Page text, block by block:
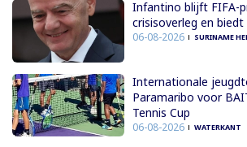
Infantino blijft FIFA-
crisisoverleg en biedt
06-08-2026 SURINAME
Internationale
Paramaribo voor
Tennis Cup
06-08-2026 WATERKANT